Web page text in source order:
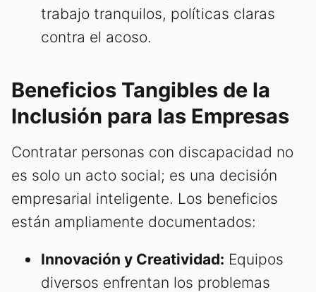
trabajo tranquilos, políticas claras
contra el acoso.
Beneficios Tangibles de la
Inclusión para las Empresas
Contratar personas con discapacidad no
es solo un acto social; es una decisión
empresarial inteligente. Los beneficios
están ampliamente documentados:
Innovación y Creatividad: Equipos
diversos enfrentan los problemas